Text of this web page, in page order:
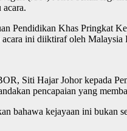
Pendidikan Khas Pringkat
ini diiktiraf oleh
Siti Hajar Johor kepada
pencapaian yang
bahawa kejayaan ini bukan